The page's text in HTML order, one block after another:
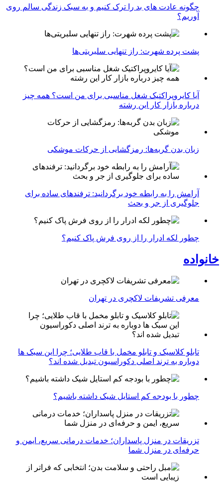
چگونه عادت‌ های بد را ترک کنیم و به سبک زندگی سالم روی
آوریم؟
پشت پرده شهرت: راز تنهایی سلبریتی‌ها
آیا کایروپراکتیک شغل مناسبی برای من است؟ همه چیز
درباره بازار کار این رشته
زبان بدن گربه‌ها: رمزگشایی از حرکات موشکی
آرامش را به رابطه خود برگردانید: ترفندهای ساده برای
جلوگیری از جر و بحث
چطور لکه ادرار را از روی فرش پاک کنیم؟
خانواده
معرفی تشریفات لاکچری در تهران
تابلو کلاسیک و تابلو مخمل با قاب طلایی؛ چرا این سبک ها
دوباره به ترند اصلی دکوراسیون تبدیل شده اند؟
چطور با بودجه کم استایل شیک داشته باشیم؟
تزریقات در منزل پاسداران؛ خدمات درمانی سریع، ایمن و
حرفه‌ای در منزل شما